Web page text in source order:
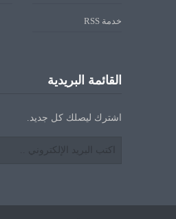
خدمة RSS
القائمة البريدية
اشترك ليصلك كل جديد.